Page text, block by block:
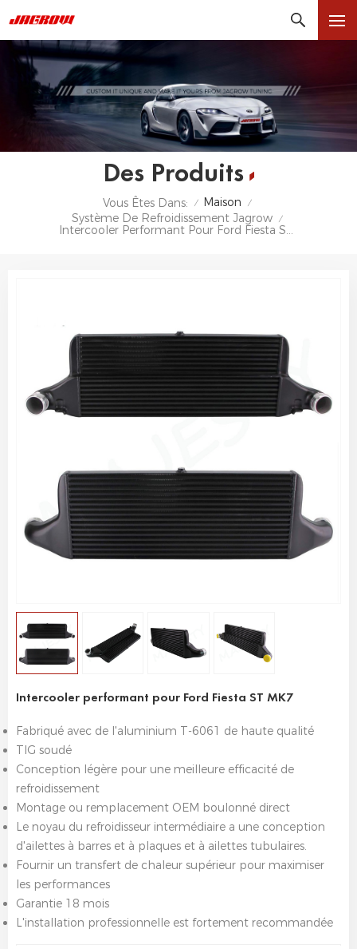
Des Produits
Vous Êtes Dans: / Maison /
Système De Refroidissement Jagrow /
Intercooler Performant Pour Ford Fiesta ST MK7
Intercooler performant pour Ford Fiesta ST MK7
Fabriqué avec de l'aluminium T-6061 de haute qualité
TIG soudé
Conception légère pour une meilleure efficacité de
refroidissement
Montage ou remplacement OEM boulonné direct
Le noyau du refroidisseur intermédiaire a une conception
d'ailettes à barres et à plaques et à ailettes tubulaires.
Fournir un transfert de chaleur supérieur pour maximiser
les performances
Garantie 18 mois
L'installation professionnelle est fortement recommandée